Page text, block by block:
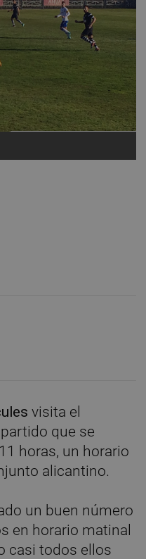
visita el
que se
horas, un horario
alicantino.
un buen número
en horario matinal
casi todos ellos